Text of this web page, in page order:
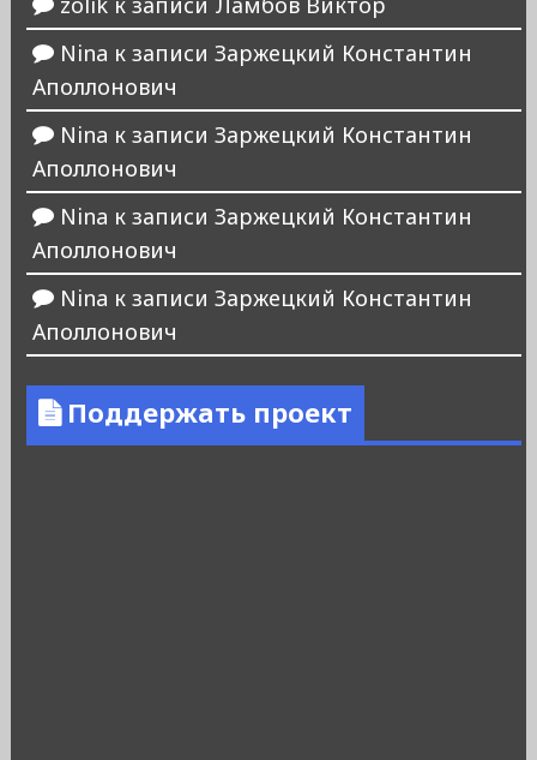
Nina к записи Заржецкий Константин
Аполлонович
Nina к записи Заржецкий Константин
Аполлонович
Nina к записи Заржецкий Константин
Аполлонович
Nina к записи Заржецкий Константин
Аполлонович
Поддержать проект